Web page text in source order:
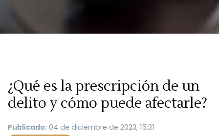
¿Qué es la prescripción de un
delito y cómo puede afectarle?
Publicado: 04 de diciembre de 2023, 15:31